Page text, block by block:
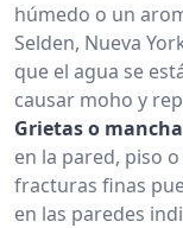
húmedo o un
Selden, Nueva
que el agua se
causar moho y
Grietas o
en la pared, piso
fracturas finas
en las paredes